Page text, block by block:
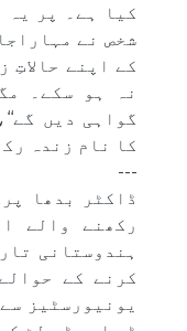
کیا ہے۔ پر یہ
شخص نے
کے اپنے حالاتِ
نہ ہو سکے۔
گواہی دیں
کا نام زندہ
---
ڈاکٹر بدھا
رکھنے والے
ہندوستانی
کرنے کے
یونیورسٹیز